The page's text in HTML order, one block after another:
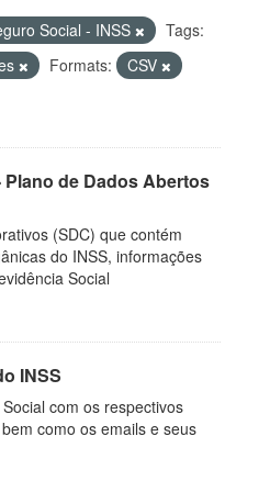
Social - INSS
Tags:
Formats:
CSV
de Dados Abertos
(SDC) que contém
do INSS, informações
Social
INSS
com os respectivos
como os emails e seus